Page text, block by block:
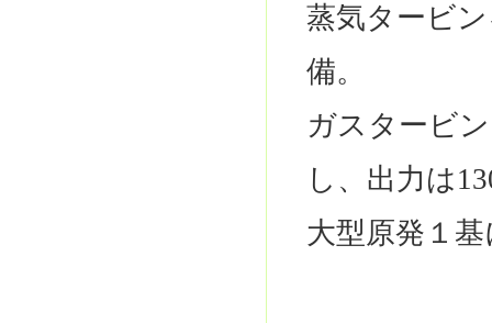
蒸気タービ
備。
ガスタービ
し、出力は
大型原発１